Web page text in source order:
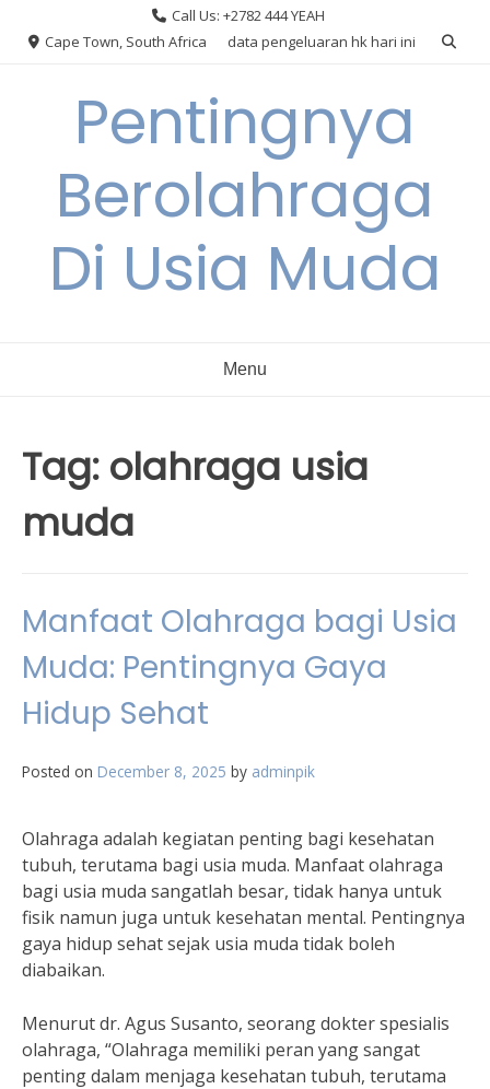
Call Us: +2782 444 YEAH
Cape Town, South Africa
data pengeluaran hk hari ini
Pentingnya
Berolahraga
Di Usia Muda
Menu
Tag: olahraga usia
muda
Manfaat Olahraga bagi Usia
Muda: Pentingnya Gaya
Hidup Sehat
Posted on December 8, 2025 by adminpik
Olahraga adalah kegiatan penting bagi kesehatan
tubuh, terutama bagi usia muda. Manfaat olahraga
bagi usia muda sangatlah besar, tidak hanya untuk
fisik namun juga untuk kesehatan mental. Pentingnya
gaya hidup sehat sejak usia muda tidak boleh
diabaikan.
Menurut dr. Agus Susanto, seorang dokter spesialis
olahraga, “Olahraga memiliki peran yang sangat
penting dalam menjaga kesehatan tubuh, terutama